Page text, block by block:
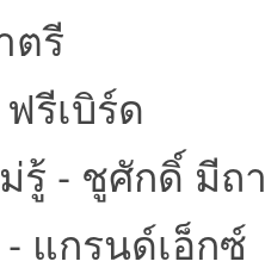
ตรี
รีเบิร์ด
รู้ - ชูศักดิ์ มีถ
- แกรนด์เอ็กซ์